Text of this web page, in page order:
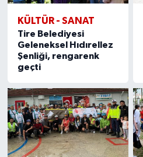
KÜLTÜR - SANAT
Tire Belediyesi
Geleneksel Hıdırellez
Şenliği, rengarenk
geçti